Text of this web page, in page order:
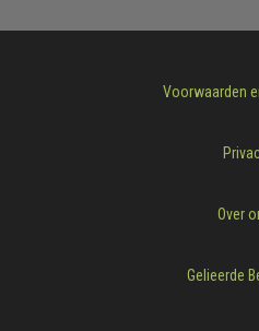
Voorwaarden
Over
Gelieerde